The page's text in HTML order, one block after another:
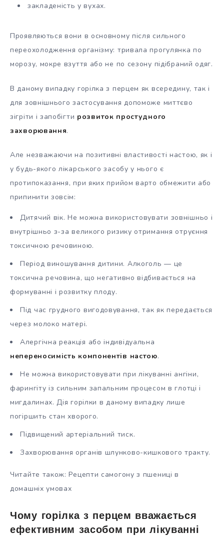
закладеність у вухах.
Проявляються вони в основному після сильного
переохолодження організму: тривала прогулянка по
морозу, мокре взуття або не по сезону підібраний одяг.
В даному випадку горілка з перцем як всередину, так і
для зовнішнього застосування допоможе миттєво
зігріти і запобігти розвиток простудного
захворювання.
Але незважаючи на позитивні властивості настою, як і
у будь-якого лікарського засобу у нього є
протипоказання, при яких прийом варто обмежити або
припинити зовсім:
Дитячий вік. Не можна використовувати зовнішньо і
внутрішньо з-за великого ризику отримання отруєння
токсичною речовиною.
Період виношування дитини. Алкоголь — це
токсична речовина, що негативно відбивається на
формуванні і розвитку плоду.
Під час грудного вигодовування, так як передається
через молоко матері.
Алергічна реакція або індивідуальна
непереносимість компонентів настою.
Не можна використовувати при лікуванні ангіни,
фарингіту із сильним запальним процесом в глотці і
мигдалинах. Дія горілки в даному випадку лише
погіршить стан хворого.
Підвищений артеріальний тиск.
Захворювання органів шлунково-кишкового тракту.
Читайте також: Рецепти самогону з пшениці в
домашніх умовах
Чому горілка з перцем вважається
ефективним засобом при лікуванні